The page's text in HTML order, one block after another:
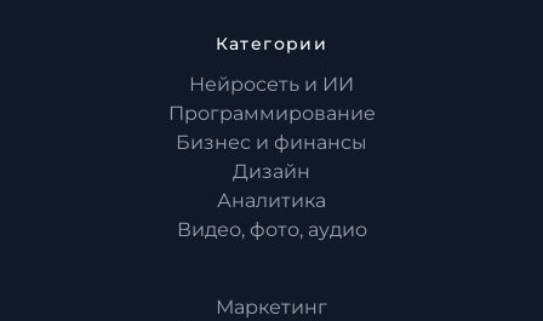
Категории
Нейросеть и ИИ
Программирование
Бизнес и финансы
Дизайн
Аналитика
Видео, фото, аудио
Маркетинг